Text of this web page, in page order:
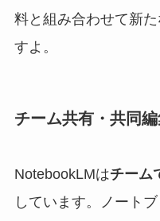
料と組み合わせて新
すよ。
チーム共有・共同
NotebookLMはチーム
しています。ノート